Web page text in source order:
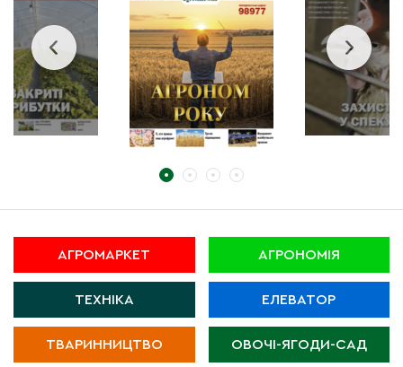
АГРОМАРКЕТ АГРОНОМІЯ
ТЕХНІКА ЕЛЕВАТОР
ТВАРИННИЦТВО ОВОЧІ-ЯГОДИ-САД